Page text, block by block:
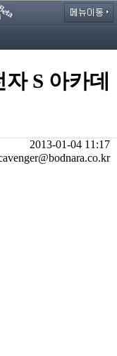
S 아카데
2013-01-04 11:17